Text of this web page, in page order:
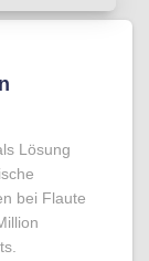
Lösung
bei Flaute